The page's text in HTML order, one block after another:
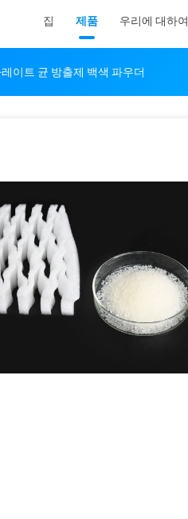
집 제품 우리에 대하여
이트 균 방출제 백색 파우더